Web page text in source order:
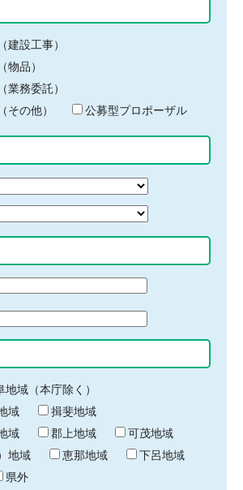
建設工事）
物品）
業務委託）
その他）
公募型プロポーザル
地域（本庁除く）
域
揖斐地域
域
郡上地域
可茂地域
地域
恵那地域
下呂地域
県外